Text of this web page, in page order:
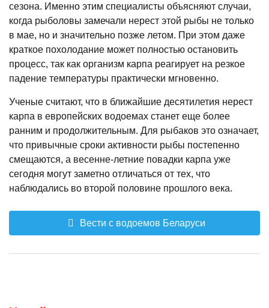
сезона. Именно этим специалисты объясняют случаи,
когда рыболовы замечали нерест этой рыбы не только
в мае, но и значительно позже летом. При этом даже
краткое похолодание может полностью остановить
процесс, так как организм карпа реагирует на резкое
падение температуры практически мгновенно.
Ученые считают, что в ближайшие десятилетия нерест
карпа в европейских водоемах станет еще более
ранним и продолжительным. Для рыбаков это означает,
что привычные сроки активности рыбы постепенно
смещаются, а весенне-летние повадки карпа уже
сегодня могут заметно отличаться от тех, что
наблюдались во второй половине прошлого века.
Вести с водоемов Беларуси